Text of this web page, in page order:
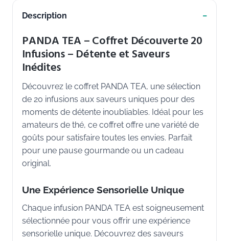
Description
PANDA TEA – Coffret Découverte 20
Infusions – Détente et Saveurs
Inédites
Découvrez le coffret PANDA TEA, une sélection
de 20 infusions aux saveurs uniques pour des
moments de détente inoubliables. Idéal pour les
amateurs de thé, ce coffret offre une variété de
goûts pour satisfaire toutes les envies. Parfait
pour une pause gourmande ou un cadeau
original.
Une Expérience Sensorielle Unique
Chaque infusion PANDA TEA est soigneusement
sélectionnée pour vous offrir une expérience
sensorielle unique. Découvrez des saveurs